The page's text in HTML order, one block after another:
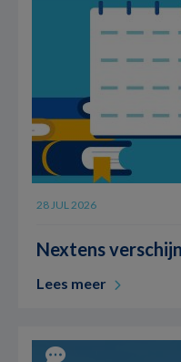
28 JUL 2026
Nextens
Lees meer